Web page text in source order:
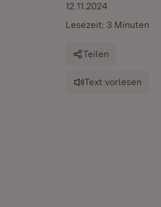
12.11.2024
Lesezeit: 3 Minuten
Teilen
Text vorlesen